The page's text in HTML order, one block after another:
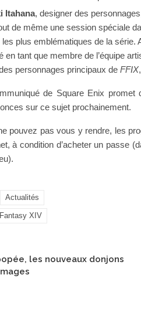
Itahana, designer des
de même une session spéciale
plus emblématiques de la série.
en tant que membre de l’équipe
personnages principaux de FFIX,
de Square Enix
sur ce sujet prochainement.
pouvez pas vous y rendre, les
à condition d’acheter un passe
Actualités
XIV
les nouveaux donjons